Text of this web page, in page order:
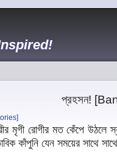
প্রহসন!
রোগীর মত কেঁপে উঠলে
কাঁপুনি যেন সময়ের সাথে